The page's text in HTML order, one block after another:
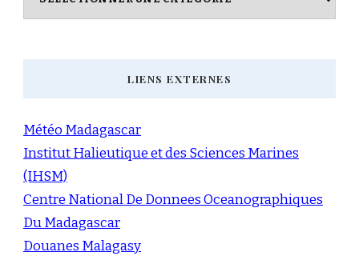
LIENS EXTERNES
Météo Madagascar
Institut Halieutique et des Sciences Marines
(IHSM)
Centre National De Donnees Oceanographiques
Du Madagascar
Douanes Malagasy